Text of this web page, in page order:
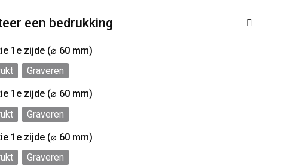
een bedrukking
1e zijde (⌀ 60 mm)
Graveren
1e zijde (⌀ 60 mm)
Graveren
1e zijde (⌀ 60 mm)
Graveren